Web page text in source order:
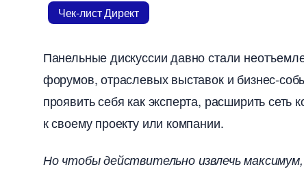
Чек-лист Директ
Панельные дискуссии давно стали
форумов, отраслевых выставок и бизнес-
проявить себя как эксперта, расширить
к своему проекту или компании.
Но чтобы действительно извлечь